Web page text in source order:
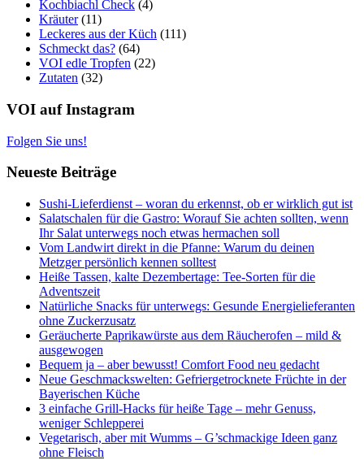
Kochbiachl Check (4)
Kräuter(11)
Leckeres aus der Küch (111)
Schmeckt das? (64)
VOI edle Tropfen (22)
Zutaten (32)
VOI auf Instagram
Folgen Sie uns!
Neueste Beiträge
Sushi-Lieferdienst – woran du erkennst, ob er wirklich gut ist
Salatschalen für die Gastro: Worauf Sie achten sollten, wenn
Ihr Salat unterwegs noch etwas hermachen soll
Vom Landwirt direkt in die Pfanne: Warum du deinen
Metzger persönlich kennen solltest
Heiße Tassen, kalte Dezembertage: Tee-Sorten für die
Adventszeit
Natürliche Snacks für unterwegs: Gesunde Energielieferanten
ohne Zuckerzusatz
Geräucherte Paprikawürste aus dem Räucherofen – mild &
ausgewogen
Bequem ja – aber bewusst! Comfort Food neu gedacht
Neue Geschmackswelten: Gefriergetrocknete Früchte in der
Bayerischen Küche
3 einfache Grill-Hacks für heiße Tage – mehr Genuss,
weniger Schlepperei
Vegetarisch, aber mit Wumms – G’schmackige Ideen ganz
ohne Fleisch